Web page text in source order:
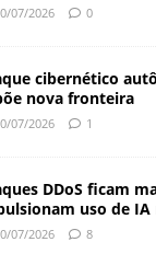
07/2026 0
cibernético
nova fronteira
07/2026 1
DDoS ficam
uso de IA
07/2026 8